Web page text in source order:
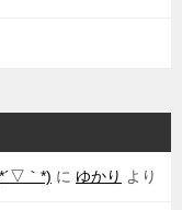
｀*) に ゆかり より